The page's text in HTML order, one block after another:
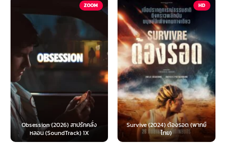
ZOOM
Obsession (2026) สาปรักคลั่ง
หลอน (SoundTrack) 1X
HD
Survive (2024) ต้องรอด (พากย์
ไทย)